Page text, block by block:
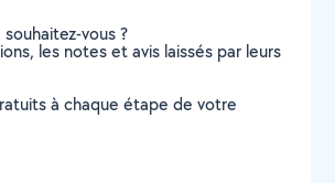
vous ?
les notes et avis laissés par leurs
à chaque étape de votre